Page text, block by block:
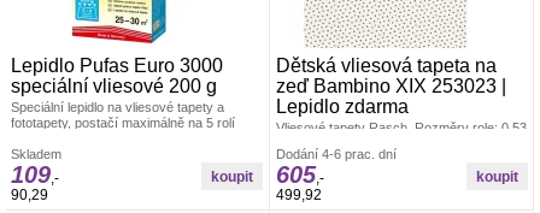
Lepidlo Pufas Euro 3000
speciální vliesové 200 g
Speciální lepidlo na vliesové tapety a
fototapety, postačí maximálně na 5 rolí
Skladem
109,-
90,29
Dětská vliesová tapeta na
zeď Bambino XIX 253023 |
Lepidlo zdarma
Vliesové tapety Rasch. Rozměry role: 0,53
Lepidlem se natírá pouze zeď. Vliesové
tapety na zeď se vyznačují dobrou
prodyšností, mechanickou odolností a
schopností zakrytí jemných prasklin.
Dodání 4-6 prac. dní
605,-
499,92